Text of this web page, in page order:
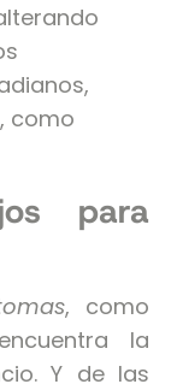
como
para
, como
la
Y de las